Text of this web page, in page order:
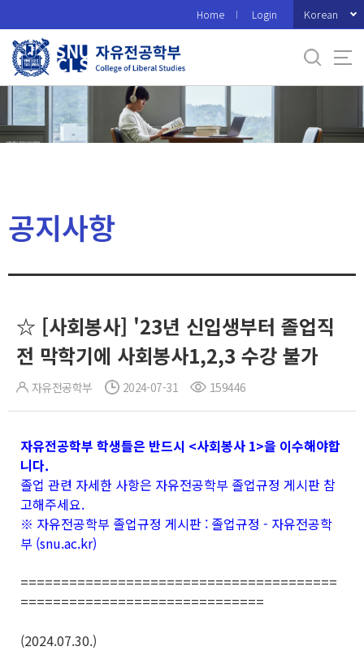
로
메
Home Login Korean
공지사항
☆ [사회봉사] '23년 신입생부터 졸업직
전 막학기에 사회봉사1,2,3 수강 불가
자유전공학부 2024-07-31 159446
자유전공학부 학생들은 반드시 <사회봉사 1>을 이수해야합
니다.
졸업 관련 자세한 사항은 자유전공학부 졸업규정 게시판 참
고해주세요.
※ 자유전공학부 졸업규정 게시판 : 졸업규정 - 자유전공학
부 (snu.ac.kr)
=======================================
==============================
(2024.07.30.)